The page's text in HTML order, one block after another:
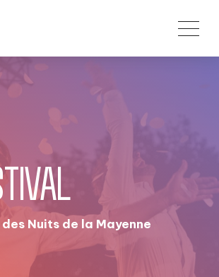
Nuits de la Mayenne